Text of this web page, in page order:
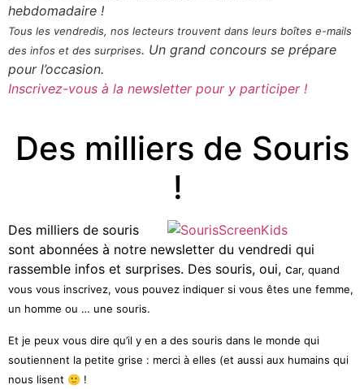
hebdomadaire !
Tous les vendredis, nos lecteurs trouvent dans leurs boîtes e-mails
des infos et des surprises. Un grand concours se prépare
pour l’occasion.
Inscrivez-vous à la newsletter pour y participer !
Des milliers de Souris
!
Des milliers de souris
sont abonnées à notre newsletter du vendredi qui
rassemble infos et surprises. Des souris, oui, car, quand
vous vous inscrivez, vous pouvez indiquer si vous êtes une femme,
un homme ou … une souris.
Et je peux vous dire qu’il y en a des souris dans le monde qui
soutiennent la petite grise : merci à elles (et aussi aux humains qui
nous lisent 🙂 !